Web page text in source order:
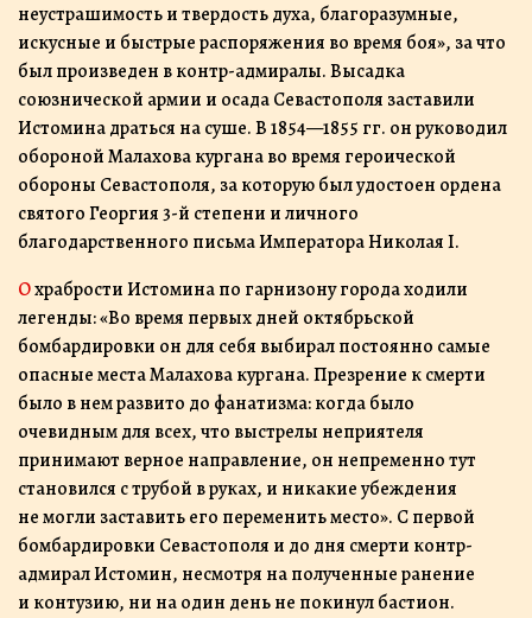
неустрашимость и твердость духа, благоразумные,
искусные и быстрые распоряжения во время боя», за что
был произведен в контр-адмиралы. Высадка
союзнической армии и осада Севастополя заставили
Истомина драться на суше. В 1854—1855 гг. он руководил
обороной Малахова кургана во время героической
обороны Севастополя, за которую был удостоен ордена
святого Георгия 3-й степени и личного
благодарственного письма Императора Николая I.
О храбрости Истомина по гарнизону города ходили
легенды: «Во время первых дней октябрьской
бомбардировки он для себя выбирал постоянно самые
опасные места Малахова кургана. Презрение к смерти
было в нем развито до фанатизма: когда было
очевидным для всех, что выстрелы неприятеля
принимают верное направление, он непременно тут
становился с трубой в руках, и никакие убеждения
не могли заставить его переменить место». С первой
бомбардировки Севастополя и до дня смерти контр-
адмирал Истомин, несмотря на полученные ранение
и контузию, ни на один день не покинул бастион.